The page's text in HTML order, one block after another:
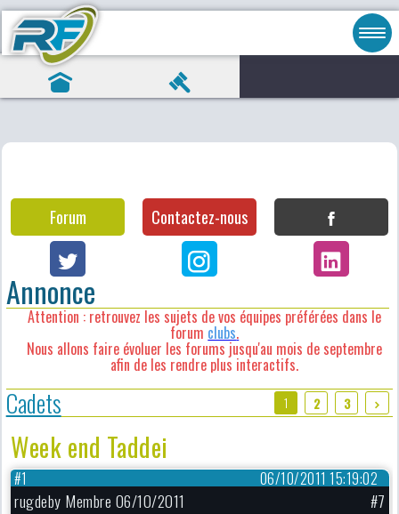
Forum Contactez-nous
Annonce
Attention : retrouvez les sujets de vos équipes préférées dans le
forum clubs.
Nous allons faire évoluer les forums jusqu'au mois de septembre
afin de les rendre plus interactifs.
Cadets 1 2 3
Week end Taddei
06/10/2011 15:19:02
#1
rugdeby Membre 06/10/2011
#7